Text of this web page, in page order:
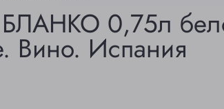
0,75л
Вино. Испания